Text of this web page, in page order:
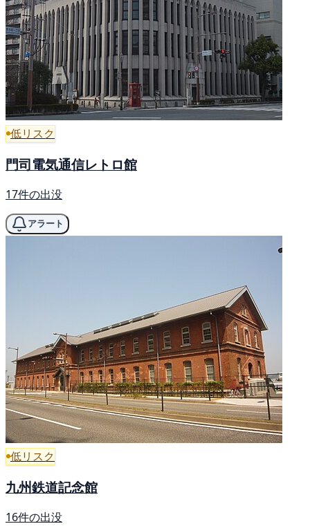
低リスク
門司電気通信レトロ館
17件の出没
アラート
低リスク
九州鉄道記念館
16件の出没